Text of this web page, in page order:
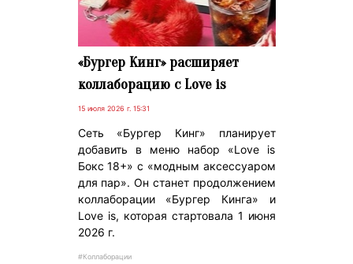
«Бургер Кинг» расширяет
коллаборацию с Love is
15 июля 2026 г. 15:31
Сеть «Бургер Кинг» планирует
добавить в меню набор «Love is
Бокс 18+» с «модным аксессуаром
для пар». Он станет продолжением
коллаборации «Бургер Кинга» и
Love is, которая стартовала 1 июня
2026 г.
#Коллаборации